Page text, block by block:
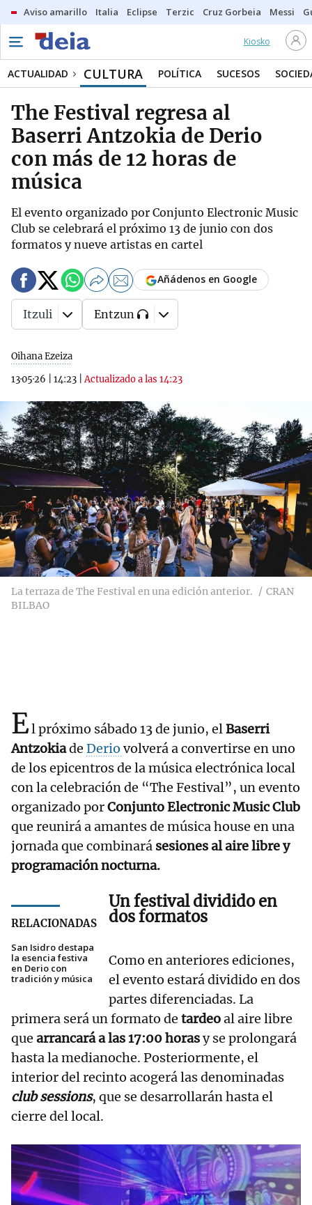
Aviso amarillo Italia Eclipse Terzic Cruz Gorbeia Messi
Kiosko
ACTUALIDAD CULTURA POLÍTICA SUCESOS
The Festival regresa al
Baserri Antzokia de Derio
con más de 12 horas de
música
El evento organizado por Conjunto Electronic Music
Club se celebrará el próximo 13 de junio con dos
formatos y nueve artistas en cartel
Oihana Ezeiza
13·05·26
14:23 |Actualizado a las 14:23
Añádenos en Google
Itzuli Entzun
La terraza de The Festival en una edición anterior.
CRAN
BILBAO
El próximo sábado 13 de junio, elBaserri
Antzokiade Derio volverá a convertirse en uno
de los epicentros de la música electrónica local
con la celebración de “The Festival”, un evento
organizado porConjunto Electronic Music Club
que reunirá a amantes de música house en una
jornada que combinará sesiones al aire libre y
programación nocturna.
RELACIONADAS
San Isidro destapa
la esencia festiva
en Derio con
tradición y música
Un festival dividido en
dos formatos
Como en anteriores ediciones,
el evento estará dividido en dos
partes diferenciadas. La
primera será un formato de tardeoal aire libre
que arrancará a las 17:00 horasy se prolongará
hasta la medianoche. Posteriormente, el
interior del recinto acogerá las denominadas
club sessions, que se desarrollarán hasta el
cierre del local.